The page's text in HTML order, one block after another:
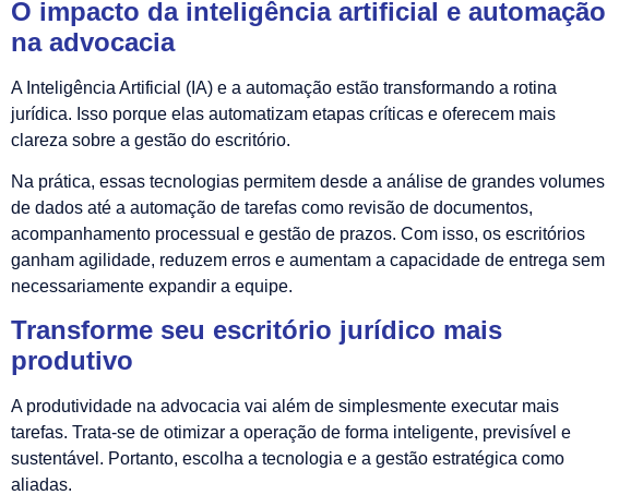
O impacto da inteligência artificial e automação
na advocacia
A Inteligência Artificial (IA) e a automação estão transformando a rotina
jurídica. Isso porque elas automatizam etapas críticas e oferecem mais
clareza sobre a gestão do escritório.
Na prática, essas tecnologias permitem desde a análise de grandes volumes
de dados até a automação de tarefas como revisão de documentos,
acompanhamento processual e gestão de prazos. Com isso, os escritórios
ganham agilidade, reduzem erros e aumentam a capacidade de entrega sem
necessariamente expandir a equipe.
Transforme seu escritório jurídico mais
produtivo
A produtividade na advocacia vai além de simplesmente executar mais
tarefas. Trata-se de otimizar a operação de forma inteligente, previsível e
sustentável. Portanto, escolha a tecnologia e a gestão estratégica como
aliadas.